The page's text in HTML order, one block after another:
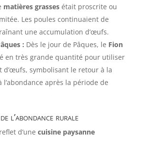
matières grassesétait proscrite ou
Les poules continuaient de
une accumulation d’œufs.
: Dès le jour de Pâques, le Fion
en très grande quantité pour utiliser
d’œufs, symbolisant le retour à la
l’abondance après la période de
l’abondance rurale
d’une cuisine paysanne